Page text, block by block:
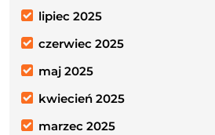
lipiec 2025
czerwiec 2025
maj 2025
kwiecień 2025
marzec 2025